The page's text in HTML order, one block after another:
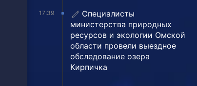
17:39
Специалисты
министерства природных
ресурсов и экологии Омской
области провели выездное
обследование озера
Кирпичка